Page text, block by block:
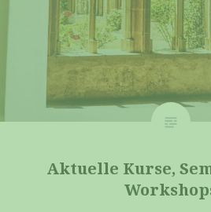
Aktu­el­le Kur­se,